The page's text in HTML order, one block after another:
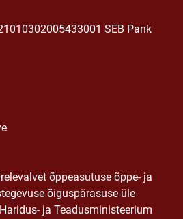
SEB Pank
õppeasutuse õppe- ja
õiguspärasuse üle
ja Teadusministeerium